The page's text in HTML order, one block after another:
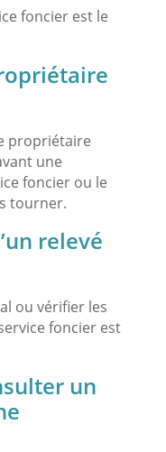
foncier est le
propriétaire
une
foncier ou le
tourner.
relevé
ou vérifier les
foncier est
un